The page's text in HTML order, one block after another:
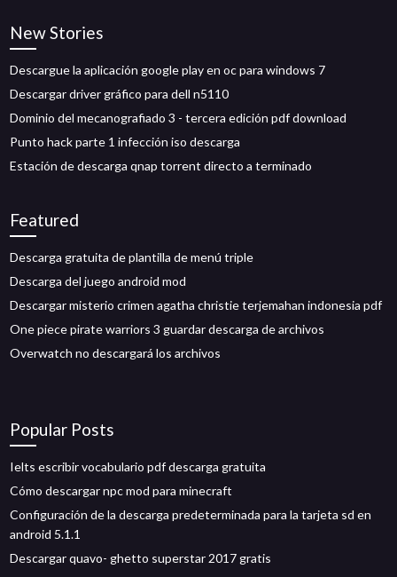
New Stories
Descargue la aplicación google play en oc para windows 7
Descargar driver gráfico para dell n5110
Dominio del mecanografiado 3 - tercera edición pdf download
Punto hack parte 1 infección iso descarga
Estación de descarga qnap torrent directo a terminado
Featured
Descarga gratuita de plantilla de menú triple
Descarga del juego android mod
Descargar misterio crimen agatha christie terjemahan indonesia pdf
One piece pirate warriors 3 guardar descarga de archivos
Overwatch no descargará los archivos
Popular Posts
Ielts escribir vocabulario pdf descarga gratuita
Cómo descargar npc mod para minecraft
Configuración de la descarga predeterminada para la tarjeta sd en
android 5.1.1
Descargar quavo- ghetto superstar 2017 gratis